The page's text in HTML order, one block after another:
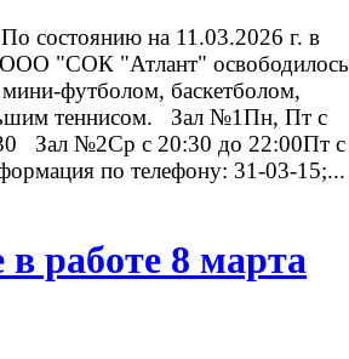
По состоянию на 11.03.2026 г. в
ООО "СОК "Атлант" освободилось
футболом, баскетболом,
теннисом. Зал №1Пн, Пт с
Зал №2Ср с 20:30 до 22:00Пт с
по телефону: 31-03-15;...
работе 8 марта